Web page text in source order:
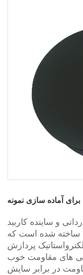
آماده سازی نمونه
و ساینده کاربید
ساخته شده است که
پردازش
های مقاومت خوب
در برابر سایش